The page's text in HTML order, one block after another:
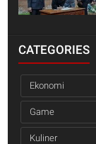
CATEGORIES
Ekonomi
Game
Kuliner